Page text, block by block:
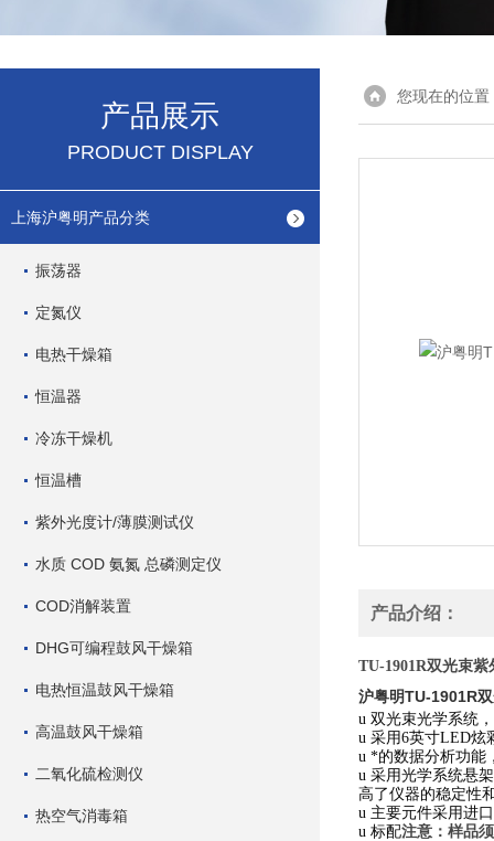
产品展示
PRODUCT DISPLAY
上海沪粤明产品分类
振荡器
定氮仪
电热干燥箱
恒温器
冷冻干燥机
恒温槽
紫外光度计/薄膜测试仪
水质 COD 氨氮 总磷测定仪
COD消解装置
DHG可编程鼓风干燥箱
电热恒温鼓风干燥箱
高温鼓风干燥箱
二氧化硫检测仪
热空气消毒箱
您现在的位置
产品介绍：
TU-1901R双光束
沪粤明TU-1901R
u 双光束光学系统
u 采用6英寸LED炫
u *的数据分析功能
u 采用光学系统悬
高了仪器的稳定性
u 主要元件采用进
u 标配注意：样品